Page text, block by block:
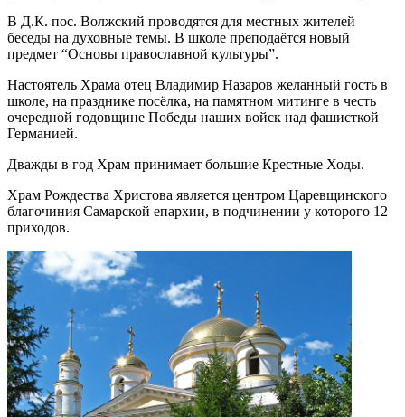
В Д.К. пос. Волжский проводятся для местных жителей
беседы на духовные темы. В школе преподаётся новый
предмет “Основы православной культуры”.
Настоятель Храма отец Владимир Назаров желанный гость в
школе, на празднике посёлка, на памятном митинге в честь
очередной годовщине Победы наших войск над фашисткой
Германией.
Дважды в год Храм принимает большие Крестные Ходы.
Храм Рождества Христова является центром Царевщинского
благочиния Самарской епархии, в подчинении у которого 12
приходов.